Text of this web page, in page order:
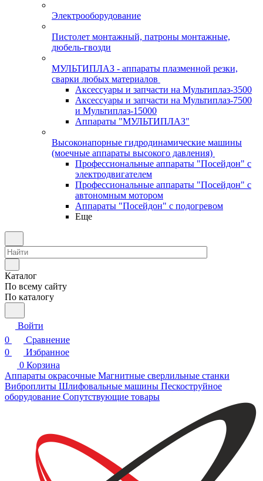
Электрооборудование
Пистолет монтажный, патроны монтажные,
дюбель-гвозди
МУЛЬТИПЛАЗ - аппараты плазменной резки,
сварки любых материалов
Аксессуары и запчасти на Мультиплаз-3500
Аксессуары и запчасти на Мультиплаз-7500
и Мультиплаз-15000
Аппараты "МУЛЬТИПЛАЗ"
Высоконапорные гидродинамические машины
(моечные аппараты высокого давления)
Профессиональные аппараты "Посейдон" с
электродвигателем
Профессиональные аппараты "Посейдон" с
автономным мотором
Аппараты "Посейдон" с подогревом
Еще
Каталог
По всему сайту
По каталогу
Войти
0
Сравнение
0
Избранное
0 Корзина
Аппараты окрасочные Магнитные сверлильные станки
Виброплиты Шлифовальные машины Пескоструйное
оборудование Сопутствующие товары